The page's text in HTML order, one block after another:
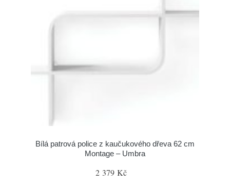
Bílá patrová police z kaučukového dřeva 62 cm
Montage – Umbra
2 379 Kč